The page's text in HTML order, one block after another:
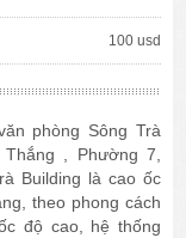
100 usd
phòng Sông Trà
, Phường 7,
Building là cao ốc
theo phong cách
độ cao, hệ thống